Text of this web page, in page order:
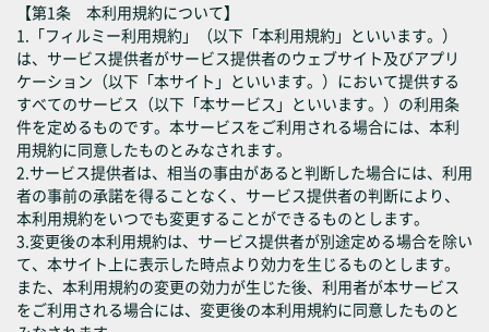
【第1条 本利用規約について】
1.「フィルミー利用規約」（以下「本利用規約」といいます。）
は、サービス提供者がサービス提供者のウェブサイト及びアプリ
ケーション（以下「本サイト」といいます。）において提供する
すべてのサービス（以下「本サービス」といいます。）の利用条
件を定めるものです。本サービスをご利用される場合には、本利
用規約に同意したものとみなされます。
2.サービス提供者は、相当の事由があると判断した場合には、利用
者の事前の承諾を得ることなく、サービス提供者の判断により、
本利用規約をいつでも変更することができるものとします。
3.変更後の本利用規約は、サービス提供者が別途定める場合を除い
て、本サイト上に表示した時点より効力を生じるものとします。
また、本利用規約の変更の効力が生じた後、利用者が本サービス
をご利用される場合には、変更後の本利用規約に同意したものと